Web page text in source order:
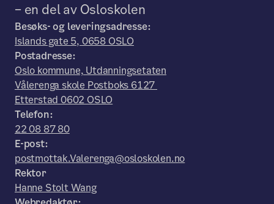
– en del av Osloskolen
Besøks- og leveringsadresse:
Islands gate 5, 0658 OSLO
Postadresse:
Oslo kommune, Utdanningsetaten
Vålerenga skole Postboks 6127
Etterstad 0602 OSLO
Telefon:
22 08 87 80
E-post:
postmottak.Valerenga@osloskolen.no
Rektor
Hanne Stolt Wang